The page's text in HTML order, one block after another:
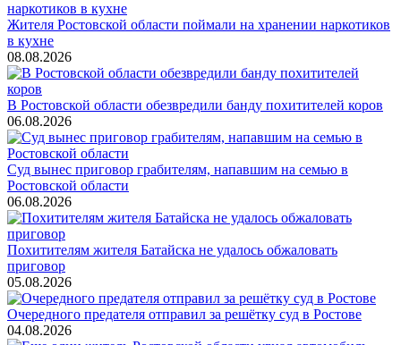
Жителя Ростовской области поймали на хранении наркотиков
в кухне
08.08.2026
В Ростовской области обезвредили банду похитителей коров
06.08.2026
Суд вынес приговор грабителям, напавшим на семью в
Ростовской области
06.08.2026
Похитителям жителя Батайска не удалось обжаловать
приговор
05.08.2026
Очередного предателя отправил за решётку суд в Ростове
04.08.2026